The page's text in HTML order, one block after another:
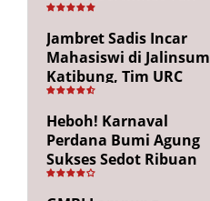
Kunjung Diterima,
Warga Tempuh Jalur
Hukum
Jambret Sadis Incar
Mahasiswi di Jalinsum
Katibung, Tim URC
Ringkus Pelaku dan
Sita Barang Bukti
Heboh! Karnaval
Perdana Bumi Agung
Sukses Sedot Ribuan
Penonton, Enam